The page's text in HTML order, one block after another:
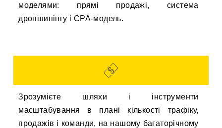
моделями: прямі продажі, система
дропшипінгу і CPA-модель.
Зрозумієте шляхи і інструменти
масштабування в плані кількості трафіку,
продажів і команди, на нашому багаторічному